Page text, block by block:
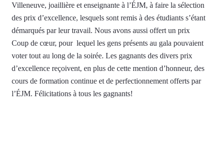
Villeneuve, joaillière et enseignante à l’ÉJM, à faire la sélection
des prix d’excellence, lesquels sont remis à des étudiants s’étant
démarqués par leur travail. Nous avons aussi offert un prix
Coup de cœur, pour lequel les gens présents au gala pouvaient
voter tout au long de la soirée. Les gagnants des divers prix
d’excellence reçoivent, en plus de cette mention d’honneur, des
cours de formation continue et de perfectionnement offerts par
l’ÉJM. Félicitations à tous les gagnants!